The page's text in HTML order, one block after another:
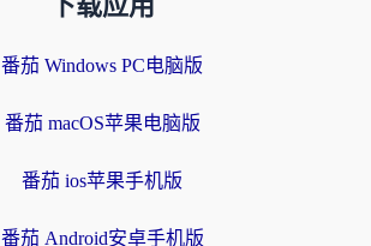
下载应用
番茄 Windows PC电脑版
番茄 macOS苹果电脑版
番茄 ios苹果手机版
番茄 Android安卓手机版